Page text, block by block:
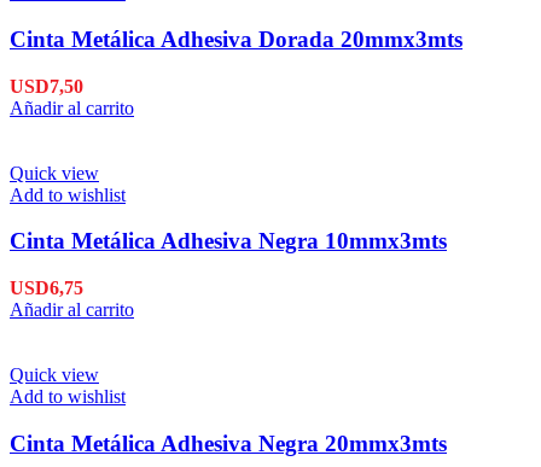
Cinta Metálica Adhesiva Dorada 20mmx3mts
USD7,50
Añadir al carrito
Quick view
Add to wishlist
Cinta Metálica Adhesiva Negra 10mmx3mts
USD6,75
Añadir al carrito
Quick view
Add to wishlist
Cinta Metálica Adhesiva Negra 20mmx3mts